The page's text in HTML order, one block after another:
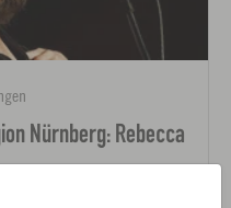
Nürnberg: Rebecca